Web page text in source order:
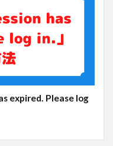
expired. Please log